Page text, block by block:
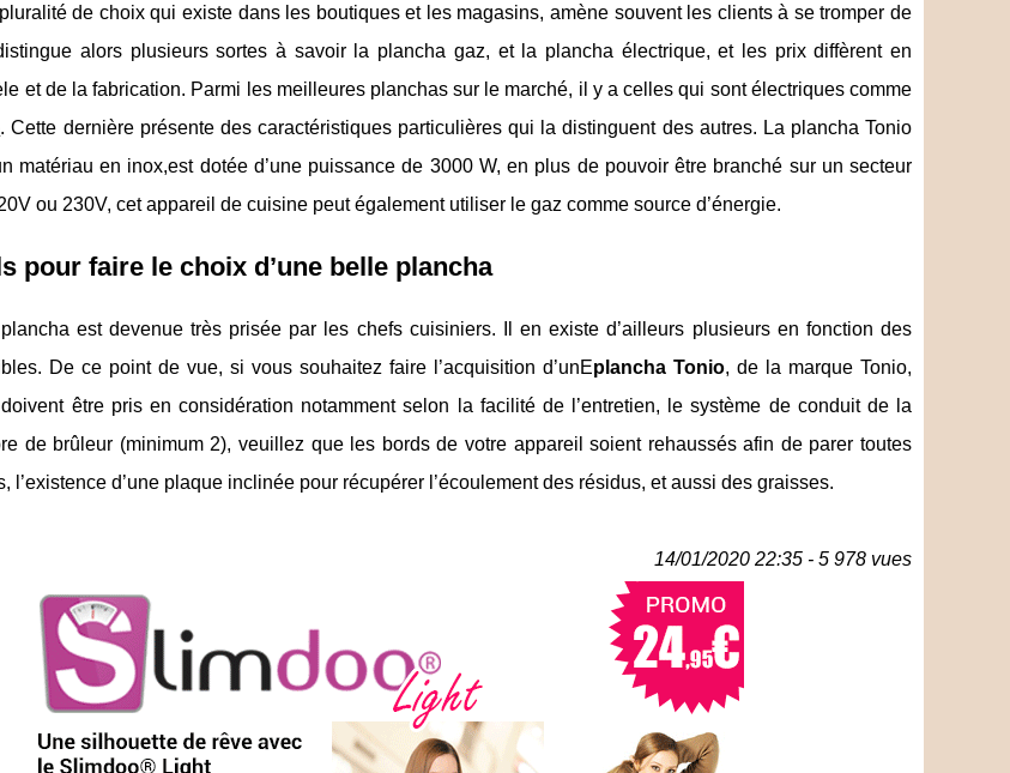
de choix qui existe dans les boutiques et les magasins, amène souvent les clients à se tromper de
alors plusieurs sortes à savoir la plancha gaz, et la plancha électrique, et les prix diffèrent en
et de la fabrication. Parmi les meilleures planchas sur le marché, il y a celles qui sont électriques comme
. Cette dernière présente des caractéristiques particulières qui la distinguent des autres. La plancha Tonio
matériau en inox,est dotée d’une puissance de 3000 W, en plus de pouvoir être branché sur un secteur
ou 230V, cet appareil de cuisine peut également utiliser le gaz comme source d’énergie.
pour faire le choix d’une belle plancha
est devenue très prisée par les chefs cuisiniers. Il en existe d’ailleurs plusieurs en fonction des
De ce point de vue, si vous souhaitez faire l’acquisition d’unEplancha Tonio, de la marque Tonio,
être pris en considération notamment selon la facilité de l’entretien, le système de conduit de la
de brûleur (minimum 2), veuillez que les bords de votre appareil soient rehaussés afin de parer toutes
l’existence d’une plaque inclinée pour récupérer l’écoulement des résidus, et aussi des graisses.
14/01/2020 22:35 - 5 978 vues